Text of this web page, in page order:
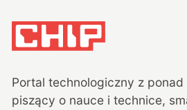
Portal technologiczny z ponad
piszący o nauce i technice,